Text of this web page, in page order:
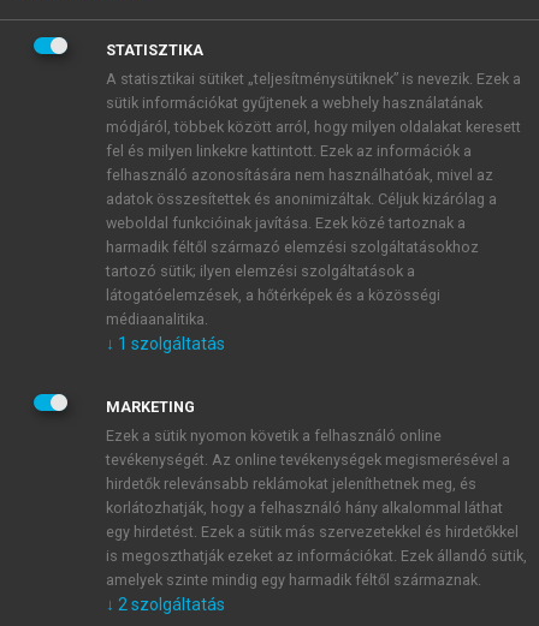
BELÉPÉS SAJÁT FIÓKKAL
ÚJ FIÓK LÉTREHOZÁSA
1 óra díjmentes hozzáférés
E-MAIL-CÍM
JELSZÓ
JELSZÓ ÚJRA
Kérek értesítést a MeRSZ újdonságairól, akcióiról.
Kérek értesítést az Akadémiai Kiadó Zrt. újdonságairól,
STATISZTIKA
A statisztikai sütiket „teljesítménysütiknek” is nevezik. Ezek a
sütik információkat gyűjtenek a webhely használatának
módjáról, többek között arról, hogy milyen oldalakat keresett
fel és milyen linkekre kattintott. Ezek az információk a
felhasználó azonosítására nem használhatóak, mivel az
adatok összesítettek és anonimizáltak. Céljuk kizárólag a
weboldal funkcióinak javítása. Ezek közé tartoznak a
harmadik féltől származó elemzési szolgáltatásokhoz
tartozó sütik; ilyen elemzési szolgáltatások a
látogatóelemzések, a hőtérképek és a közösségi
médiaanalitika.
↓ 1 szolgáltatás
MARKETING
Ezek a sütik nyomon követik a felhasználó online
tevékenységét. Az online tevékenységek megismerésével a
hirdetők relevánsabb reklámokat jeleníthetnek meg, és
korlátozhatják, hogy a felhasználó hány alkalommal láthat
egy hirdetést. Ezek a sütik más szervezetekkel és hirdetőkkel
is megoszthatják ezeket az információkat. Ezek állandó sütik,
amelyek szinte mindig egy harmadik féltől származnak.
↓ 2 szolgáltatás